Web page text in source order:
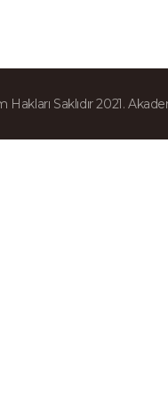
Hakları Saklıdır 2021.